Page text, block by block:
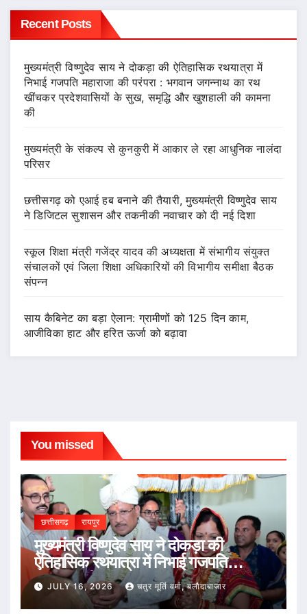
Recent Posts
मुख्यमंत्री विष्णुदेव साय ने दोकड़ा की ऐतिहासिक रथयात्रा में
निभाई गजपति महाराजा की परंपरा : भगवान जगन्नाथ का रथ
खींचकर प्रदेशवासियों के सुख, समृद्धि और खुशहाली की कामना
की
मुख्यमंत्री के संकल्प से कुनकुरी में आकार ले रहा आधुनिक नालंदा
परिसर
छत्तीसगढ़ को एआई हब बनाने की तैयारी, मुख्यमंत्री विष्णुदेव साय
ने डिजिटल सुशासन और तकनीकी नवाचार को दी नई दिशा
स्कूल शिक्षा मंत्री गजेंद्र यादव की अध्यक्षता में संभागीय संयुक्त
संचालकों एवं जिला शिक्षा अधिकारियों की विभागीय समीक्षा बैठक
संपन्न
साय कैबिनेट का बड़ा ऐलान: ग्रामीणों को 125 दिन काम,
आजीविका हाट और हरित ऊर्जा को बढ़ावा
You missed
छत्तीसगढ़ रायपुर
मुख्यमंत्री विष्णुदेव साय ने दोकड़ा की
ऐतिहासिक रथयात्रा में निभाई गजपति
महाराजा की परंपरा : भगवान जगन्नाथ का रथ
खींचकर प्रदेशवासियों के सुख, समृद्धि और
JULY 16, 2026 चतुर मूर्ति वर्मा, बलौदाबाजार